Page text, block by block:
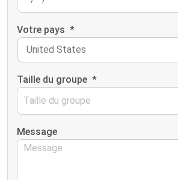
Votre pays *
Taille du groupe *
Message